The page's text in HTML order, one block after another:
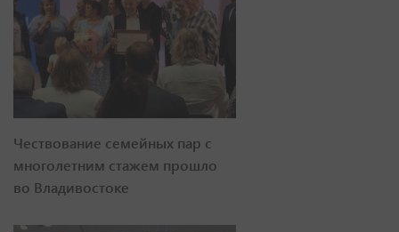
Чествование семейных пар с
многолетним стажем прошло
во Владивостоке